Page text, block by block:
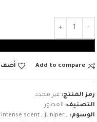
Add to compare أضف
رمز المنتج: غير محدد
التصنيف: العطور
الوسوم:
intense scent , juniper ,